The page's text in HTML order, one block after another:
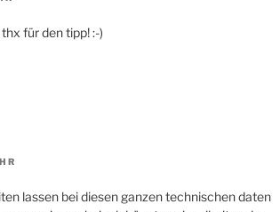
für den tipp! :-)
lassen bei diesen ganzen technischen daten